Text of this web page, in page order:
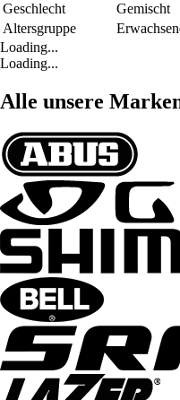
Geschlecht
Gemischt
Altersgruppe
Loading...
Loading...
Alle unsere